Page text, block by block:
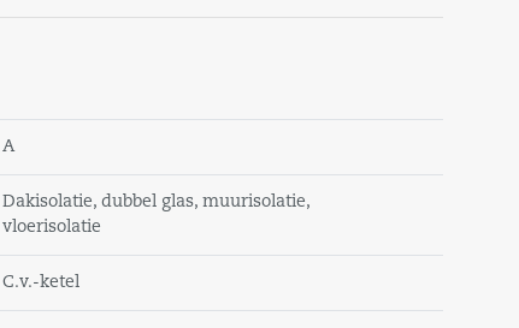
A
Dakisolatie, dubbel glas, muurisolatie,
vloerisolatie
C.v.-ketel